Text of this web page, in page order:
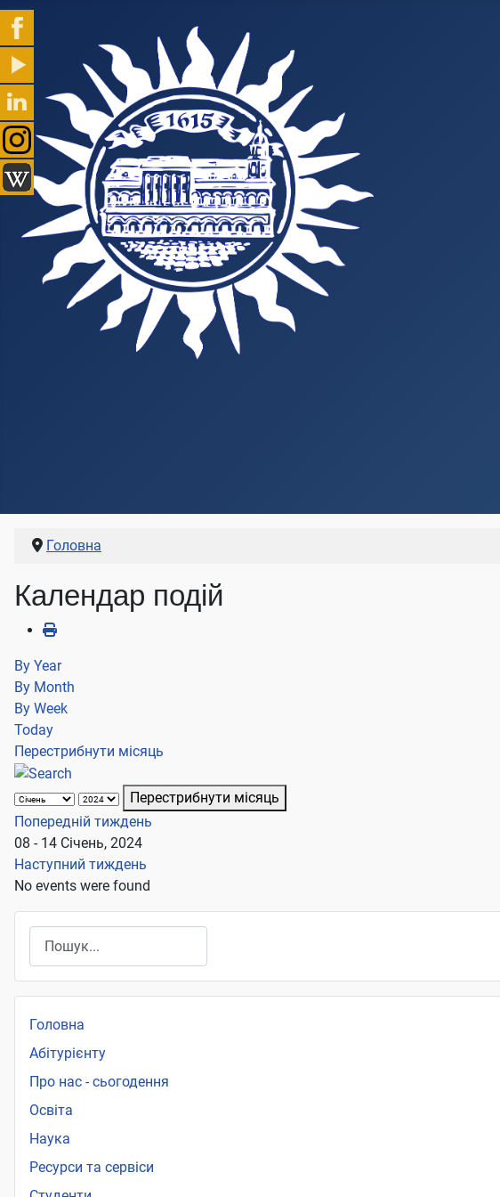
Головна
Календар подій
By Year
By Month
By Week
Today
Перестрибнути місяць
Перестрибнути місяць
Попередній тиждень
08 - 14 Січень, 2024
Наступний тиждень
No events were found
Головна
Абітурієнту
Про нас - сьогодення
Освіта
Наука
Ресурси та сервіси